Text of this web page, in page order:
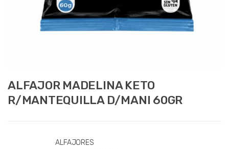
ALFAJOR MADELINA KETO
R/MANTEQUILLA D/MANI 60GR
ALFAJORES